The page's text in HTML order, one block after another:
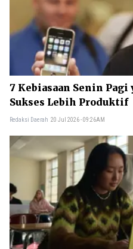
7 Kebiasaan Senin
Sukses Lebih Produktif
Redaksi Daerah 20 Jul 2026 - 09:26AM